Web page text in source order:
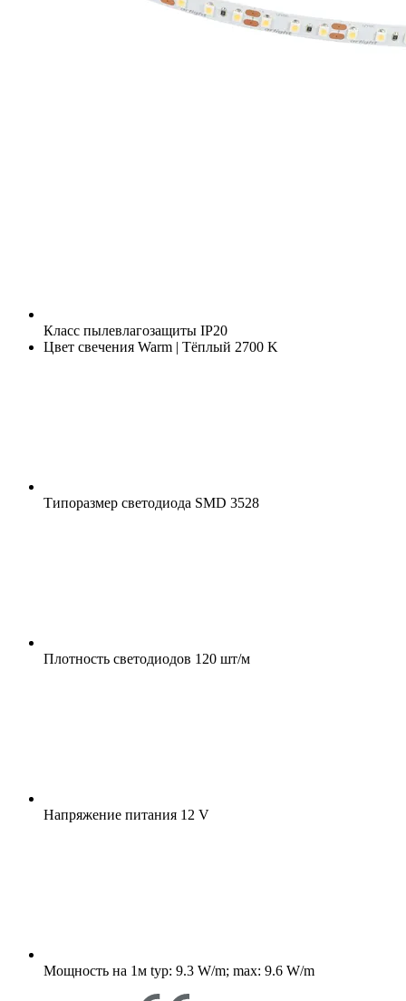
Класс пылевлагозащиты IP20
Цвет свечения Warm | Тёплый 2700 K
Типоразмер светодиода SMD 3528
Плотность светодиодов 120 шт/м
Напряжение питания 12 V
Мощность на 1м typ: 9.3 W/m; max: 9.6 W/m